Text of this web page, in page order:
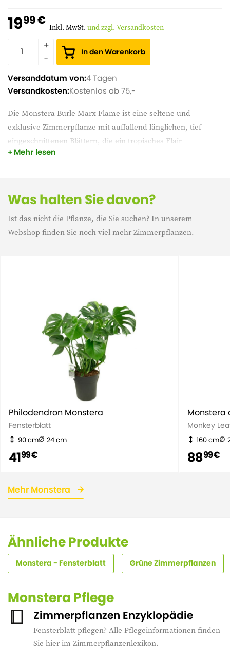
Die Monstera Burle Marx Flame ist eine seltene und
exklusive Zimmerpflanze mit auffallend länglichen, tief
eingeschnittenen Blättern, die ein tropisches Flair
ausstrahlen. Diese besondere Monstera wächst elegant in
grünen Blickfang, der sowohl Stil als auch exotische
Mehr lesen
1999 € Inkl. MwSt. und zzgl. Versandkosten
In den Warenkorb
Versanddatum von:4 Tagen
Versandkosten:Kostenlos ab 75,-
Was halten Sie davon?
Ist das nicht die Pflanze, die Sie suchen? In unserem
Webshop finden Sie noch viel mehr Zimmerpflanzen.
Philodendron Monstera
Fensterblatt
90 cm 24 cm
4199 €
Monstera
Monkey
160 cm
8899 €
Mehr Monstera
Ähnliche Produkte
Monstera - Fensterblatt Grüne Zimmerpflanzen
Monstera Pflege
Zimmerpflanzen Enzyklopädie
Fensterblatt pflegen? Alle Pflegeinformationen finden
Sie hier im Zimmerpflanzenlexikon.